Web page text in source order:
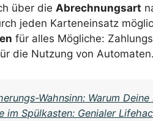
über die Abrechnungsart
jeden Karteneinsatz
für alles Mögliche:
die Nutzung von
Wahnsinn: Warum
im Spülkasten: Genialer